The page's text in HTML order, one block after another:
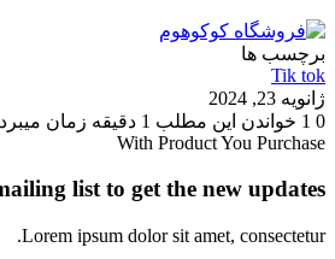
برچسب ها
Tik tok
ژانویه 23, 2024
0
خواندن این مطلب 1 دقیقه زمان میبرد
With Product You Purchase
list to get the new updates!
Lorem ipsum dolor sit amet, consectetur.